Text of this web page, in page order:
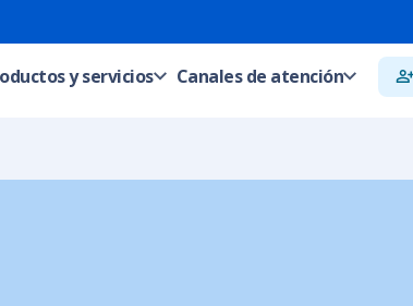
y servicios Canales de atención